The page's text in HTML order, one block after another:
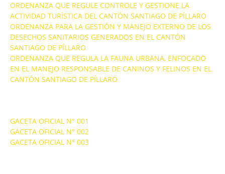
ORDENANZA QUE REGULE CONTROLE Y GESTIONE LA
ACTIVIDAD TURÍSTICA DEL CANTÓN SANTIAGO DE PÍLLARO
ORDENANZA PARA LA GESTIÓN Y MANEJO EXTERNO DE LOS
DESECHOS SANITARIOS GENERADOS EN EL CANTÓN
SANTIAGO DE PÍLLARO
ORDENANZA QUE REGULA LA FAUNA URBANA, ENFOCADO
EN EL MANEJO RESPONSABLE DE CANINOS Y FELINOS EN EL
CANTÓN SANTIAGO DE PÍLLARO
GACETA OFICIAL N° 001
GACETA OFICIAL N° 002
GACETA OFICIAL N° 003